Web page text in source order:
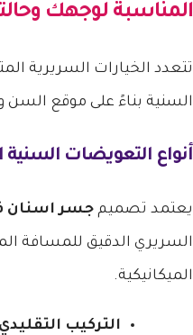
المناسبة لوجهك
تتعدد الخيارات السريرية
السنية بناءً على موقع السن
أنواع التعويضات السنية
يعتمد تصميم جسر اسنان
السريري الدقيق للمسافة
الميكانيكية.
التركيب